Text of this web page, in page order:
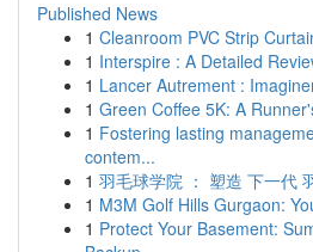
Published News
1 Cleanroom PVC Strip
1 Interspire : A Detailed
1 Lancer Autrement :
1 Green Coffee 5K: A
1 Fostering lasting
contem...
1 羽毛球学院 ： 塑造 下一代
1 M3M Golf Hills Gurgaon:
1 Protect Your Basement: